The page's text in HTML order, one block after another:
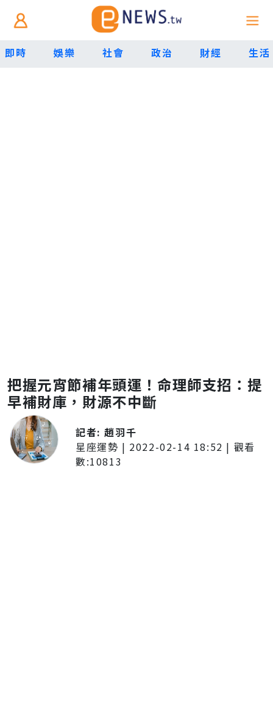
即時 娛樂 社會 政治 財經 生活
把握元宵節補年頭運！命理師支招：提
早補財庫，財源不中斷
記者:趙羽千
星座運勢 | 2022-02-14 18:52 | 觀看
數:10813